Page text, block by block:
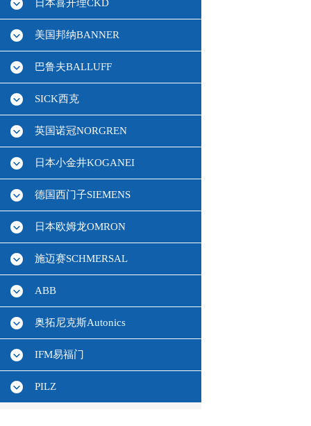
日本喜开理CKD
美国邦纳BANNER
巴鲁夫BALLUFF
SICK西克
英国诺冠NORGREN
日本小金井KOGANEI
德国西门子SIEMENS
日本欧姆龙OMRON
施迈赛SCHMERSAL
ABB
奥拓尼克斯Autonics
IFM易福门
PILZ